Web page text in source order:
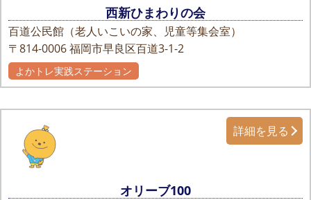
西新ひまわりの会
百道公民館（老人いこいの家、児童等集会室）
〒814-0006福岡市早良区百道3-1-2
よかトレ実践ステーション
オリーブ100
詳細を見る